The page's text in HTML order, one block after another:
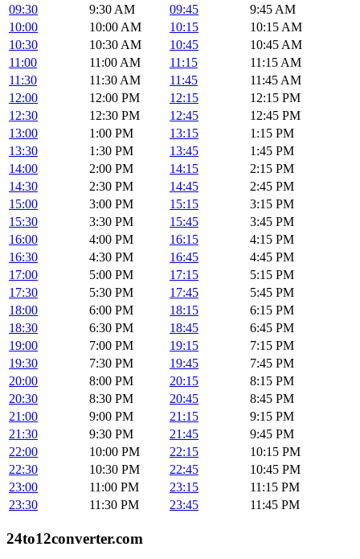
09:30
9:30 AM 09:45
9:45 AM
10:00
10:00 AM 10:15
10:15 AM
10:30
10:30 AM 10:45
10:45 AM
11:00
11:00 AM 11:15
11:15 AM
11:30
11:30 AM 11:45
11:45 AM
12:00
12:00 PM 12:15
12:15 PM
12:30
12:30 PM 12:45
12:45 PM
13:00
1:00 PM 13:15
1:15 PM
13:30
1:30 PM 13:45
1:45 PM
14:00
2:00 PM 14:15
2:15 PM
14:30
2:30 PM 14:45
2:45 PM
15:00
3:00 PM 15:15
3:15 PM
15:30
3:30 PM 15:45
3:45 PM
16:00
4:00 PM 16:15
4:15 PM
16:30
4:30 PM 16:45
4:45 PM
17:00
5:00 PM 17:15
5:15 PM
17:30
5:30 PM 17:45
5:45 PM
18:00
6:00 PM 18:15
6:15 PM
18:30
6:30 PM 18:45
6:45 PM
19:00
7:00 PM 19:15
7:15 PM
19:30
7:30 PM 19:45
7:45 PM
20:00
8:00 PM 20:15
8:15 PM
20:30
8:30 PM 20:45
8:45 PM
21:00
9:00 PM 21:15
9:15 PM
21:30
9:30 PM 21:45
9:45 PM
22:00
10:00 PM 22:15
10:15 PM
22:30
10:30 PM 22:45
10:45 PM
23:00
11:00 PM 23:15
11:15 PM
23:30
11:30 PM 23:45 11:45 PM
24to12converter.com